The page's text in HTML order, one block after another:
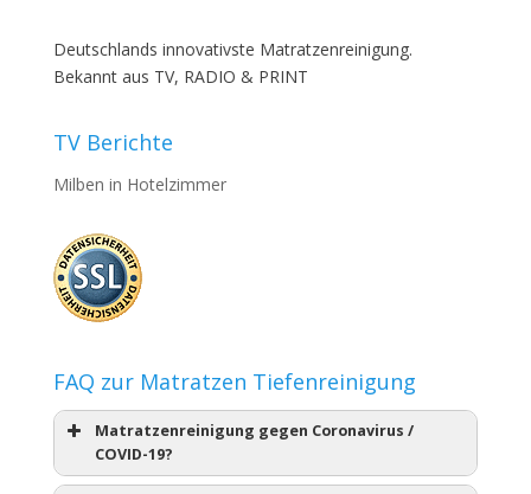
Deutschlands innovativste Matratzenreinigung.
Bekannt aus TV, RADIO & PRINT
TV Berichte
Milben in Hotelzimmer
FAQ zur Matratzen Tiefenreinigung
Matratzenreinigung gegen Coronavirus /
COVID-19?